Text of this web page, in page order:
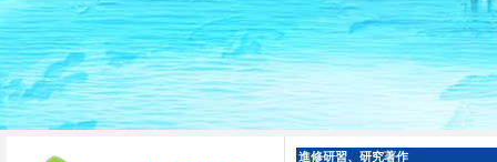
進修研習、研究著作